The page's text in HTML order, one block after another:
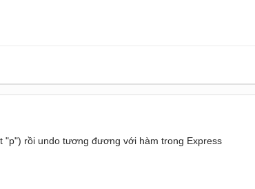
"p") rồi undo tương đương với hàm trong Express